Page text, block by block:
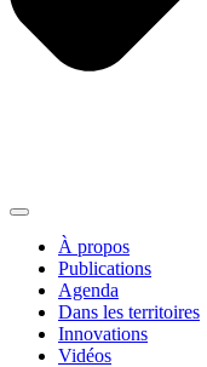
À propos
Publications
Agenda
Dans les territoires
Innovations
Vidéos